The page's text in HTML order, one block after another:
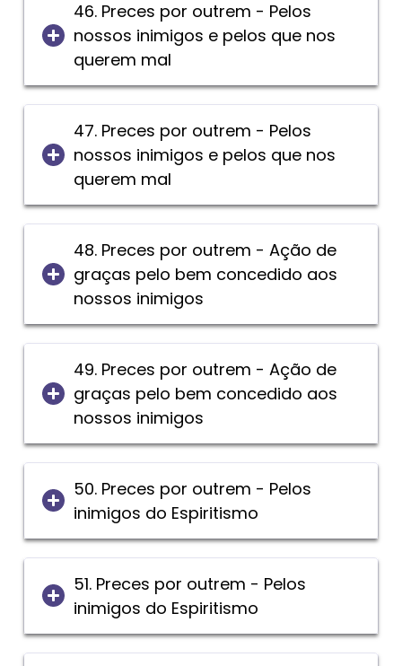
46. Preces por outrem - Pelos
nossos inimigos e pelos que nos
querem mal
47. Preces por outrem - Pelos
nossos inimigos e pelos que nos
querem mal
48. Preces por outrem - Ação de
graças pelo bem concedido aos
nossos inimigos
49. Preces por outrem - Ação de
graças pelo bem concedido aos
nossos inimigos
50. Preces por outrem - Pelos
inimigos do Espiritismo
51. Preces por outrem - Pelos
inimigos do Espiritismo